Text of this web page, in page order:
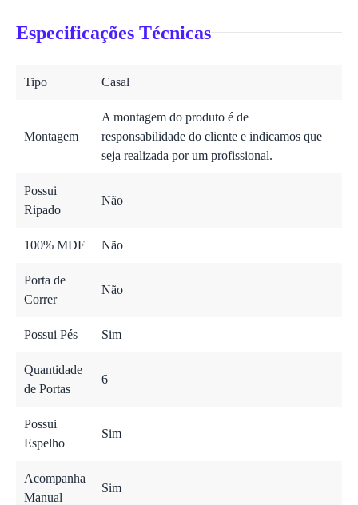
Especificações Técnicas
Tipo Casal
Montagem
A montagem do produto é de
responsabilidade do cliente e indicamos que
seja realizada por um profissional.
Possui
Ripado
Não
100% MDF Não
Porta de
Correr
Não
Possui Pés Sim
Quantidade
de Portas
6
Possui
Espelho
Sim
Acompanha
Manual
Sim